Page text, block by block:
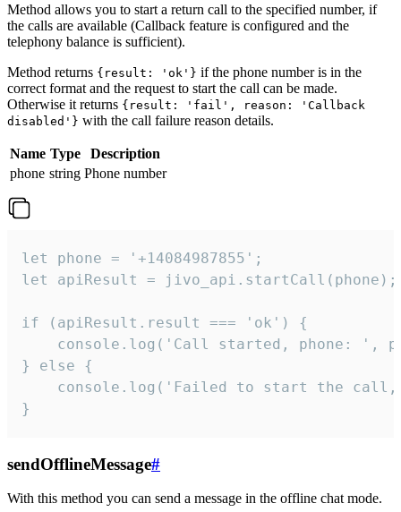
Method allows you to start a return call to the specified number, if
the calls are available (Callback feature is configured and the
telephony balance is sufficient).
Method returns {result: 'ok'} if the phone number is in the
correct format and the request to start the call can be made.
Otherwise it returns {result: 'fail', reason: 'Callback
disabled'} with the call failure reason details.
Name Type
Description
phone string Phone number
let phone = '+14084987855';
let apiResult = jivo_api.startCall(phone);
if (apiResult.result === 'ok') {
console.log('Call started, phone: ',
} else {
console.log('Failed to start the
}
sendOfflineMessage#
With this method you can send a message in the offline chat mode.